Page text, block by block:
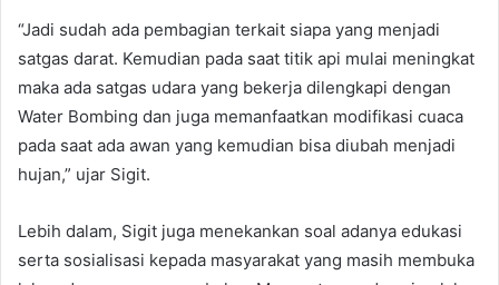
“Jadi sudah ada pembagian terkait siapa yang menjadi
satgas darat. Kemudian pada saat titik api mulai meningkat
maka ada satgas udara yang bekerja dilengkapi dengan
Water Bombing dan juga memanfaatkan modifikasi cuaca
pada saat ada awan yang kemudian bisa diubah menjadi
hujan,” ujar Sigit.
Lebih dalam, Sigit juga menekankan soal adanya edukasi
serta sosialisasi kepada masyarakat yang masih membuka